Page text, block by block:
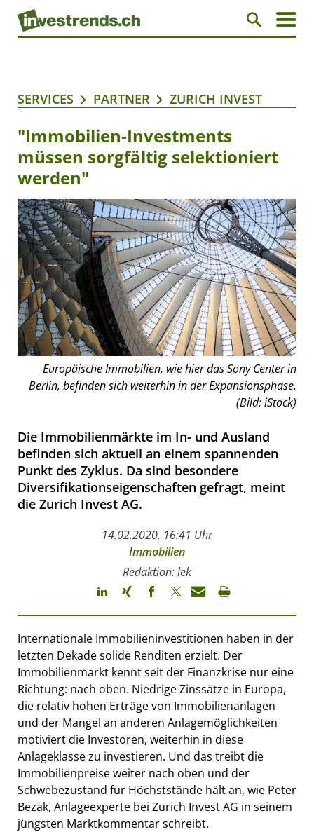
SERVICES PARTNER ZURICH INVEST
"Immobilien-Investments
müssen sorgfältig selektioniert
werden"
Europäische Immobilien, wie hier das Sony Center in
Berlin, befinden sich weiterhin in der Expansionsphase.
(Bild: iStock)
Die Immobilienmärkte im In- und Ausland
befinden sich aktuell an einem spannenden
Punkt des Zyklus. Da sind besondere
Diversifikationseigenschaften gefragt, meint
die Zurich Invest AG.
14.02.2020, 16:41 Uhr
Immobilien
Redaktion: lek
Internationale Immobilieninvestitionen haben in der
letzten Dekade solide Renditen erzielt. Der
Immobilienmarkt kennt seit der Finanzkrise nur eine
Richtung: nach oben. Niedrige Zinssätze in Europa,
die relativ hohen Erträge von Immobilienanlagen
und der Mangel an anderen Anlagemöglichkeiten
motiviert die Investoren, weiterhin in diese
Anlageklasse zu investieren. Und das treibt die
Immobilienpreise weiter nach oben und der
Schwebezustand für Höchststände hält an, wie Peter
Bezak, Anlageexperte bei Zurich Invest AG in seinem
jüngsten Marktkommentar schreibt.